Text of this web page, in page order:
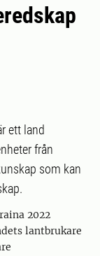
ett land
från
som kan
2022
lantbrukare